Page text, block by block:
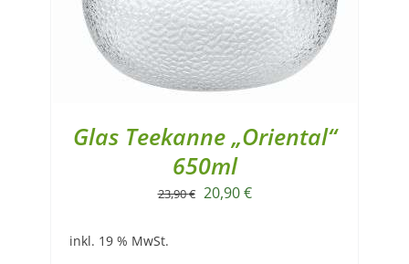
Glas Teekanne „Oriental“
650ml
23,90€ Ursprünglicher
20,90€Aktueller
inkl. 19 % MwSt.